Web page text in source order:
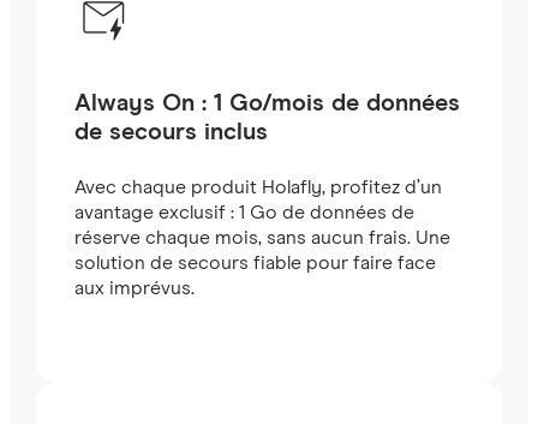
Always On : 1 Go/mois de données
de secours inclus
Avec chaque produit Holafly, profitez d’un
avantage exclusif : 1 Go de données de
réserve chaque mois, sans aucun frais. Une
solution de secours fiable pour faire face
aux imprévus.